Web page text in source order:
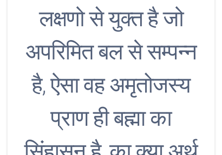
लक्षणो से युक्त है जो
अपरिमित बल से सम्पन्न
है, ऐसा वह अमृतोजस्य
प्राण ही बह्मा का